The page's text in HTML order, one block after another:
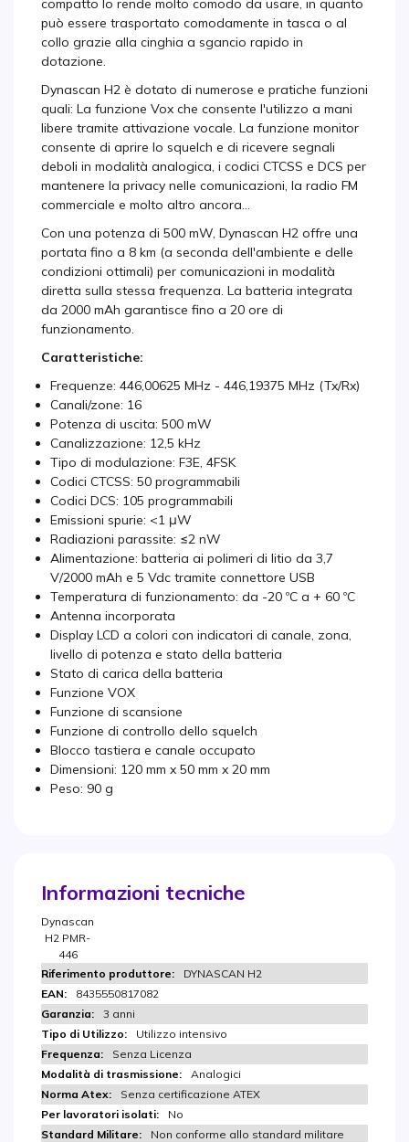
compatto lo rende molto comodo da usare, in quanto
può essere trasportato comodamente in tasca o al
collo grazie alla cinghia a sgancio rapido in
dotazione.
Dynascan H2 è dotato di numerose e pratiche funzioni
quali: La funzione Vox che consente l'utilizzo a mani
libere tramite attivazione vocale. La funzione monitor
consente di aprire lo squelch e di ricevere segnali
deboli in modalità analogica, i codici CTCSS e DCS per
mantenere la privacy nelle comunicazioni, la radio FM
commerciale e molto altro ancora...
Con una potenza di 500 mW, Dynascan H2 offre una
portata fino a 8 km (a seconda dell'ambiente e delle
condizioni ottimali) per comunicazioni in modalità
diretta sulla stessa frequenza. La batteria integrata
da 2000 mAh garantisce fino a 20 ore di
funzionamento.
Caratteristiche:
Frequenze: 446,00625 MHz - 446,19375 MHz (Tx/Rx)
Canali/zone: 16
Potenza di uscita: 500 mW
Canalizzazione: 12,5 kHz
Tipo di modulazione: F3E, 4FSK
Codici CTCSS: 50 programmabili
Codici DCS: 105 programmabili
Emissioni spurie: <1 μW
Radiazioni parassite: ≤2 nW
Alimentazione: batteria ai polimeri di litio da 3,7
V/2000 mAh e 5 Vdc tramite connettore USB
Temperatura di funzionamento: da -20 ºC a + 60 ºC
Antenna incorporata
Display LCD a colori con indicatori di canale, zona,
livello di potenza e stato della batteria
Stato di carica della batteria
Funzione VOX
Funzione di scansione
Funzione di controllo dello squelch
Blocco tastiera e canale occupato
Dimensioni: 120 mm x 50 mm x 20 mm
Peso: 90 g
Informazioni tecniche
Dynascan
H2 PMR-
446
DYNASCAN H2
8435550817082
3 anni
Utilizzo intensivo
Senza Licenza
Analogici
Senza certificazione ATEX
No
Non conforme allo standard militare